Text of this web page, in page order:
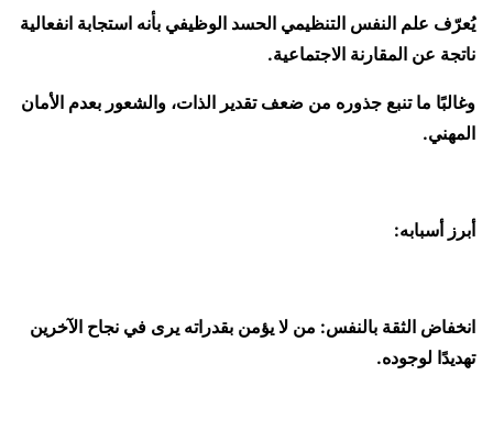
يُعرّف علم النفس التنظيمي الحسد الوظيفي بأنه استجابة انفعالية
ناتجة عن المقارنة الاجتماعية.
وغالبًا ما تنبع جذوره من ضعف تقدير الذات، والشعور بعدم الأمان
المهني.
أبرز أسبابه:
انخفاض الثقة بالنفس: من لا يؤمن بقدراته يرى في نجاح الآخرين
تهديدًا لوجوده.